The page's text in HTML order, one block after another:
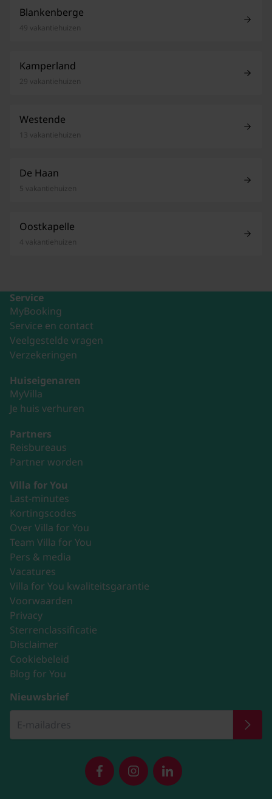
Blankenberge
49 vakantiehuizen
Kamperland
29 vakantiehuizen
Westende
13 vakantiehuizen
De Haan
5 vakantiehuizen
Oostkapelle
4 vakantiehuizen
Service
MyBooking
Service en contact
Veelgestelde vragen
Verzekeringen
Huiseigenaren
MyVilla
Je huis verhuren
Partners
Reisbureaus
Partner worden
Villa for You
Last-minutes
Kortingscodes
Over Villa for You
Team Villa for You
Pers & media
Vacatures
Villa for You kwaliteitsgarantie
Voorwaarden
Privacy
Sterrenclassificatie
Disclaimer
Cookiebeleid
Blog for You
Nieuwsbrief